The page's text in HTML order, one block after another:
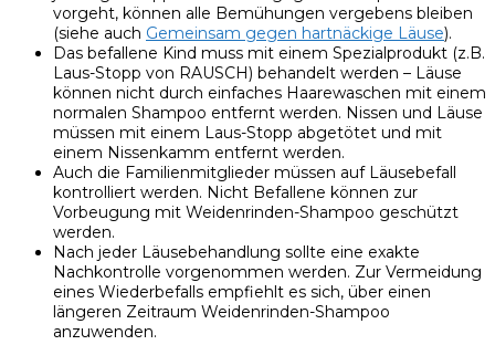
vorgeht, können alle Bemühungen vergebens bleiben
(siehe auch Gemeinsam gegen hartnäckige Läuse).
Das befallene Kind muss mit einem Spezialprodukt (z.B.
Laus-Stopp von RAUSCH) behandelt werden – Läuse
können nicht durch einfaches Haarewaschen mit einem
normalen Shampoo entfernt werden. Nissen und Läuse
müssen mit einem Laus-Stopp abgetötet und mit
einem Nissenkamm entfernt werden.
Auch die Familienmitglieder müssen auf Läusebefall
kontrolliert werden. Nicht Befallene können zur
Vorbeugung mit Weidenrinden-Shampoo geschützt
werden.
Nach jeder Läusebehandlung sollte eine exakte
Nachkontrolle vorgenommen werden. Zur Vermeidung
eines Wiederbefalls empfiehlt es sich, über einen
längeren Zeitraum Weidenrinden-Shampoo
anzuwenden.